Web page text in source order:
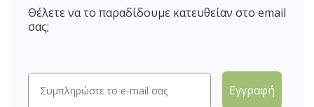
Θέλετε να το παραδίδουμε κατευθείαν στο email
σας;
Εγγραφή